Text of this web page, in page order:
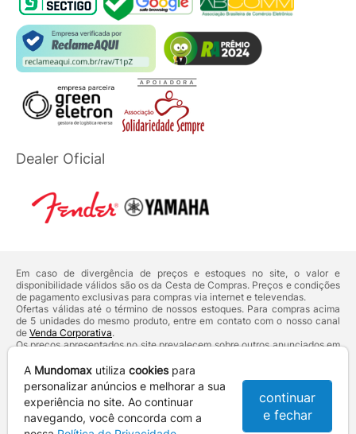
Dealer Oficial
Em caso de divergência de preços e estoques no site, o valor e
disponibilidade válidos são os da Cesta de Compras. Preços e condições
de pagamento exclusivas para compras via internet e televendas.
Ofertas válidas até o término de nossos estoques. Para compras acima
de 5 unidades do mesmo produto, entre em contato com o nosso canal
de Venda Corporativa.
Os preços apresentados no site prevalecem sobre outros anunciados em
Defesa do Consumidor:Lei nº 8.078.
Vendas sujeitas à confirmação de dados e análises de crédito e risco.
Razão Social: Hayamax Distribuidora de Produtos Eletrônicos Ltda -
CNPJ: 01.725.627/0002-53 - Endereço: R. Senador Souza Naves, 9 -
Centro - CEP: 86010-921 - Londrina / PR
A Mundomax utiliza cookiespara
personalizar anúncios e melhorar a sua
experiência no site. Ao continuar
navegando, você concorda com a
continuar
e fechar